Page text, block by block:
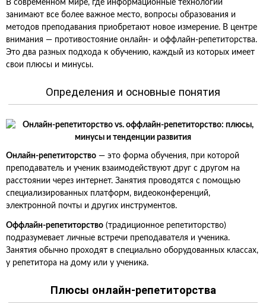
В современном мире, где информационные технологии
занимают все более важное место, вопросы образования и
методов преподавания приобретают новое измерение. В центре
внимания — противостояние онлайн- и оффлайн-репетиторства.
Это два разных подхода к обучению, каждый из которых имеет
свои плюсы и минусы.
Определения и основные понятия
Онлайн-репетиторство — это форма обучения, при которой
преподаватель и ученик взаимодействуют друг с другом на
расстоянии через интернет. Занятия проводятся с помощью
специализированных платформ, видеоконференций,
электронной почты и других инструментов.
Оффлайн-репетиторство (традиционное репетиторство)
подразумевает личные встречи преподавателя и ученика.
Занятия обычно проходят в специально оборудованных классах,
у репетитора на дому или у ученика.
Плюсы онлайн-репетиторства